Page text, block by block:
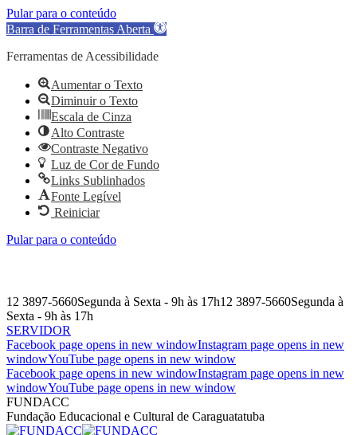
Pular para o conteúdo
Barra de Ferramentas Aberta
Ferramentas de Acessibilidade
Aumentar o Texto
Diminuir o Texto
Escala de Cinza
Alto Contraste
Contraste Negativo
Luz de Cor de Fundo
Links Sublinhados
Fonte Legível
Reiniciar
Pular para o conteúdo
12 3897-5660Segunda à Sexta - 9h às 17h12 3897-5660Segunda à
Sexta - 9h às 17h
SERVIDOR
Facebook page opens in new windowInstagram page opens in new
windowYouTube page opens in new window
Facebook page opens in new windowInstagram page opens in new
windowYouTube page opens in new window
FUNDACC
Fundação Educacional e Cultural de Caraguatatuba